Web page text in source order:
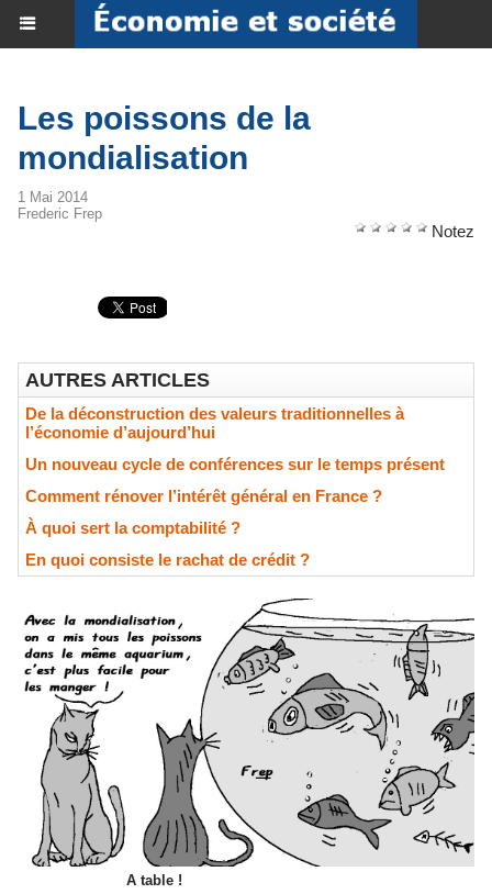
Les poissons de la
mondialisation
1 Mai 2014
Frederic Frep
Notez
AUTRES ARTICLES
De la déconstruction des valeurs traditionnelles à
l’économie d’aujourd’hui
Un nouveau cycle de conférences sur le temps présent
Comment rénover l’intérêt général en France ?
À quoi sert la comptabilité ?
En quoi consiste le rachat de crédit ?
A table !